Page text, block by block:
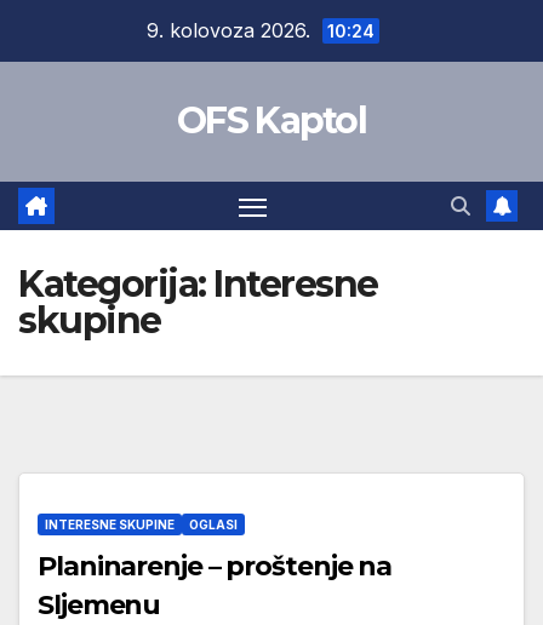
9. kolovoza 2026. 10:24
OFS Kaptol
Kategorija: Interesne
skupine
INTERESNE SKUPINE OGLASI
Planinarenje – proštenje na
Sljemenu